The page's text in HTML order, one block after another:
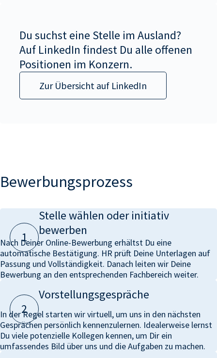
Du suchst eine Stelle im Ausland?
Auf LinkedIn findest Du alle offenen
Positionen im Konzern.
Zur Übersicht auf LinkedIn
Bewerbungsprozess
1
Stelle wählen oder initiativ
bewerben
Nach Deiner Online-Bewerbung erhältst Du eine
automatische Bestätigung. HR prüft Deine Unterlagen auf
Passung und Vollständigkeit. Danach leiten wir Deine
Bewerbung an den entsprechenden Fachbereich weiter.
2
Vorstellungsgespräche
In der Regel starten wir virtuell, um uns in den nächsten
Gesprächen persönlich kennenzulernen. Idealerweise lernst
Du viele potenzielle Kollegen kennen, um Dir ein
umfassendes Bild über uns und die Aufgaben zu machen.